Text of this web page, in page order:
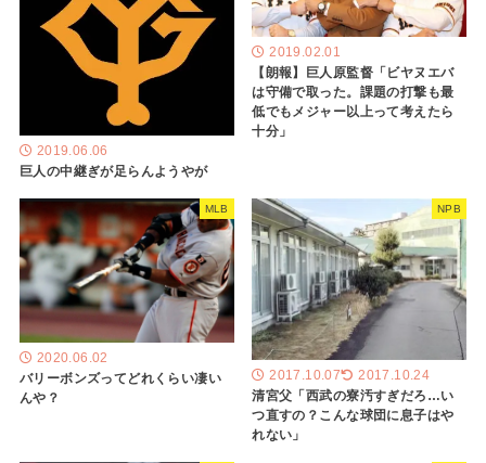
2019.06.06
巨人の中継ぎが足らんようやが
2019.02.01
【朗報】巨人原監督「ビヤヌエバ
は守備で取った。課題の打撃も最
低でもメジャー以上って考えたら
十分」
MLB
2020.06.02
バリーボンズってどれくらい凄い
んや？
NPB
2017.10.07 2017.10.24
清宮父「西武の寮汚すぎだろ…い
つ直すの？こんな球団に息子はや
れない」